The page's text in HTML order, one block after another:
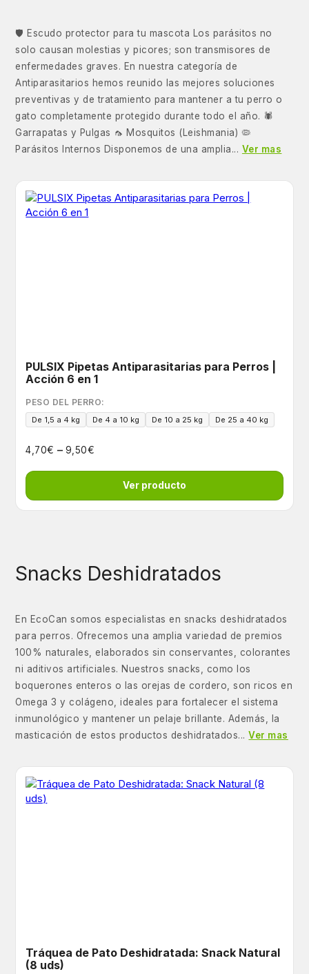
🛡️ Escudo protector para tu mascota Los parásitos no
solo causan molestias y picores; son transmisores de
enfermedades graves. En nuestra categoría de
Antiparasitarios hemos reunido las mejores soluciones
preventivas y de tratamiento para mantener a tu perro o
gato completamente protegido durante todo el año. 🕷️
Garrapatas y Pulgas 🦟 Mosquitos (Leishmania) 🦠
Parásitos Internos Disponemos de una amplia... Ver mas
PULSIX Pipetas Antiparasitarias para Perros |
Acción 6 en 1
PESO DEL PERRO:
De 1,5 a 4 kg De 4 a 10 kg De 10 a 25 kg De 25 a 40 kg
4,70€ – 9,50€
Ver producto
Snacks Deshidratados
En EcoCan somos especialistas en snacks deshidratados
para perros. Ofrecemos una amplia variedad de premios
100% naturales, elaborados sin conservantes, colorantes
ni aditivos artificiales. Nuestros snacks, como los
boquerones enteros o las orejas de cordero, son ricos en
Omega 3 y colágeno, ideales para fortalecer el sistema
inmunológico y mantener un pelaje brillante. Además, la
masticación de estos productos deshidratados...Ver mas
Tráquea de Pato Deshidratada: Snack Natural
(8 uds)